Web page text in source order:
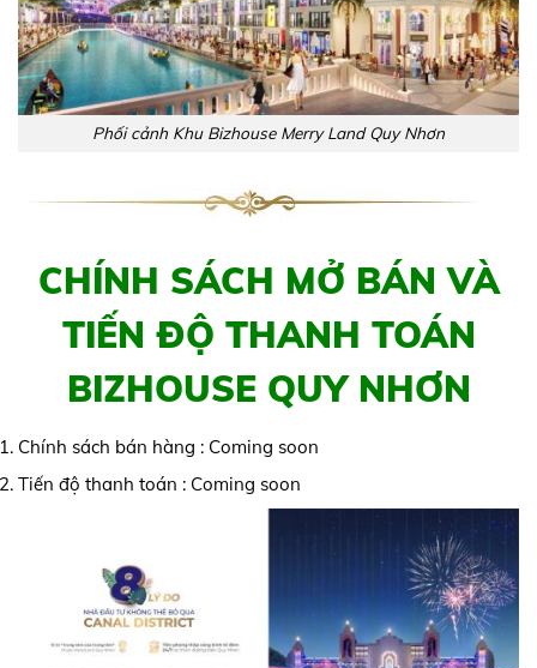
Phối cảnh Khu Bizhouse Merry Land Quy Nhơn
CHÍNH SÁCH MỞ BÁN VÀ
TIẾN ĐỘ THANH TOÁN
BIZHOUSE QUY NHƠN
Chính sách bán hàng : Coming soon
Tiến độ thanh toán : Coming soon